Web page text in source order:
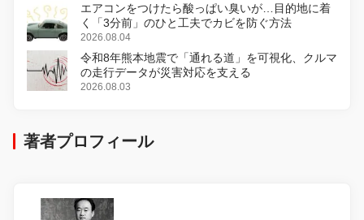
エアコンをつけたら酸っぱい臭いが…目的地に着
く「3分前」のひと工夫でカビを防ぐ方法
2026.08.04
令和8年熊本地震で「通れる道」を可視化、クルマ
の走行データが災害対応を支える
2026.08.03
著者プロフィール